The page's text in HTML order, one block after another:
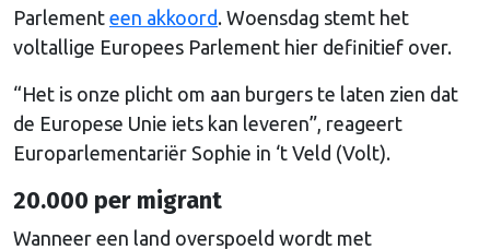
Parlement een akkoord. Woensdag stemt het
voltallige Europees Parlement hier definitief over.
“Het is onze plicht om aan burgers te laten zien dat
de Europese Unie iets kan leveren”, reageert
Europarlementariër Sophie in ‘t Veld (Volt).
20.000 per migrant
Wanneer een land overspoeld wordt met